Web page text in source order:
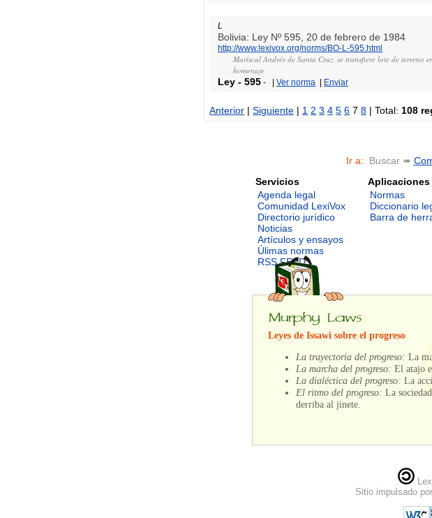
L
Bolivia: Ley Nº 595, 20 de febrero de 1984
http://www.lexivox.org/norms/BO-L-595.html
Mariscal Andrés de Santa Cruz, se transfiere lote de terreno
homenaje
Ley -595 - |Ver norma Enviar
Anterior |Siguiente | 1 2 3 4 5 6 78 | Total: 108
Ir a: Buscar ➠
Servicios
Agenda legal
Comunidad LexiVox
Directorio jurídico
Noticias
Artículos y ensayos
Úlimas normas
RSS FEED
Aplicaciones
Normas
Diccionario
Barra de
Leyes de Issawi sobre el progreso
La trayectoria del progreso: La
La marcha del progreso: El atajo
La dialéctica del progreso: La
El ritmo del progreso: La
derriba al jinete.
Sitio impulsado por